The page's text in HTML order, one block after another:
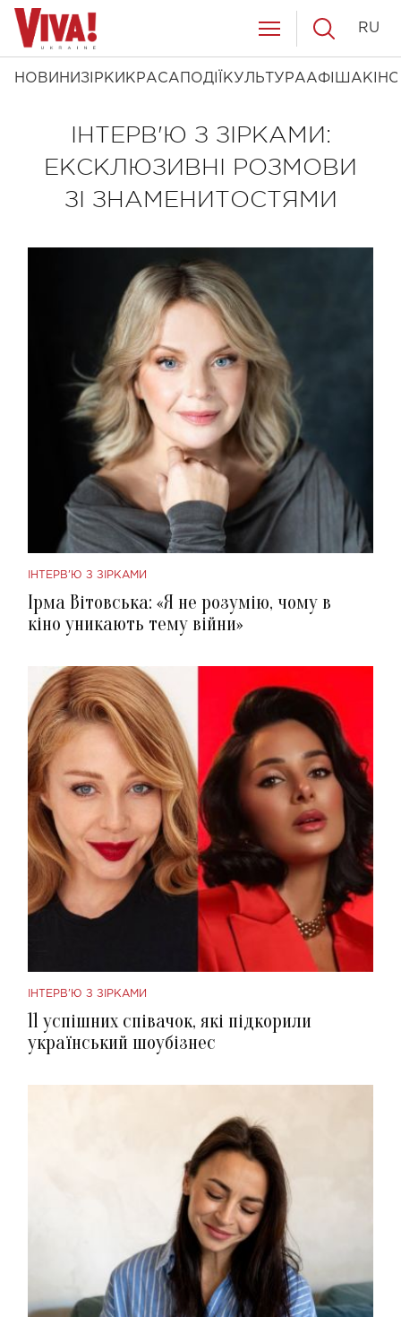
НОВИНИ ЗІРКИ КРАСА ПОДІЇ КУЛЬТУРААФІША КІНО
RU
ІНТЕРВ'Ю З ЗІРКАМИ:
ЕКСКЛЮЗИВНІ РОЗМОВИ
ЗІ ЗНАМЕНИТОСТЯМИ
ІНТЕРВ'Ю З ЗІРКАМИ
Ірма Вітовська: «Я не розумію, чому в
кіно уникають тему війни»
ІНТЕРВ'Ю З ЗІРКАМИ
11 успішних співачок, які підкорили
український шоубізнес